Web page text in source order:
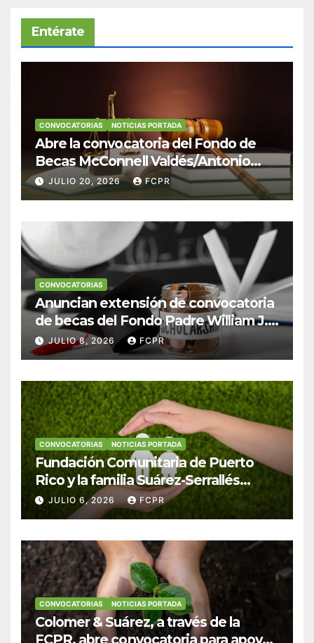
Entérate
CONVOCATORIAS NOTICIAS PORTADA
Abre la convocatoria del Fondo de
Becas McConnell Valdés/Antonio
Escudero Viera para estudiantes de
Derecho en Puerto Rico
JULIO 20, 2026 FCPR
CONVOCATORIAS
Anuncian extensión de convocatoria
de becas del Fondo Padre William J.
Hendricks, SJ para estudiantes del
Colegio San Ignacio
JULIO 8, 2026 FCPR
CONVOCATORIAS NOTICIAS PORTADA
Fundación Comunitaria de Puerto
Rico y la familia Suárez-Serrallés
anuncian convocatoria para
fortalecer hogares y albergues
JULIO 6, 2026 FCPR
CONVOCATORIAS NOTICIAS PORTADA
Colomer & Suárez, a través de la
FCPR, abre convocatoria para apoyar